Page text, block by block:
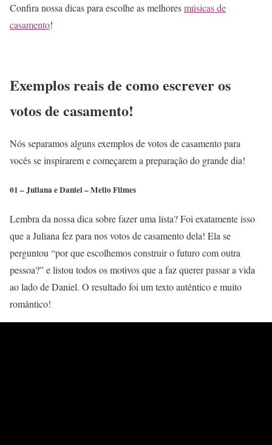
Confira nossa dicas para escolhe as melhoresmúsicas de
casamento!
Exemplos reais de como escrever os
votos de casamento!
Nós separamos alguns exemplos de votos de casamento para
vocês se inspirarem e começarem a preparação do grande dia!
01 – Juliana e Daniel – Mello Filmes
Lembra da nossa dica sobre fazer uma lista? Foi exatamente isso
que a Juliana fez para nos votos de casamento dela! Ela se
perguntou “por que escolhemos construir o futuro com outra
pessoa?” e listou todos os motivos que a faz querer passar a vida
ao lado de Daniel. O resultado foi um texto autêntico e muito
romântico!